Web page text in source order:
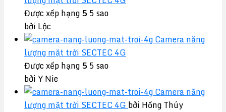
Được xếp hạng5 5 sao
bởi Lộc
Camera năng
lượng mặt trời SECTEC 4G
Được xếp hạng5 5 sao
bởi Y Nie
Camera năng
lượng mặt trời SECTEC 4G bởi Hồng Thúy